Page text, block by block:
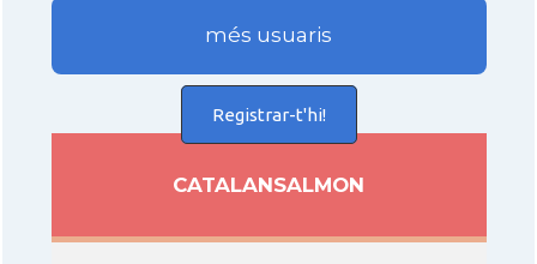
més usuaris
Registrar-t'hi!
CATALANSALMON